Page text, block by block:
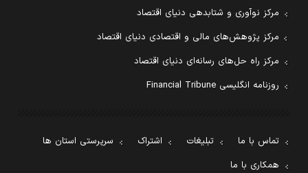
مرکز نوآوری و شتابدهی دنیای اقتصاد
مرکز پژوهش‌های مالی و اقتصادی دنیای اقتصاد
مرکز راه حل‌های رسانه‌ای دنیای اقتصاد
روزنامه انگلیسی Financial Tribune
تماس با ما تبلیغات اشتراک
سرپرستی استان ها
همکاری با ما